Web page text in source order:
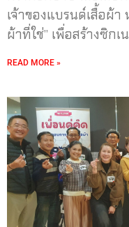
เจ้าของแบรนด์เสื้อผ้า
ผ้าที่ใช่” เพื่อสร้างซิก
READ MORE »